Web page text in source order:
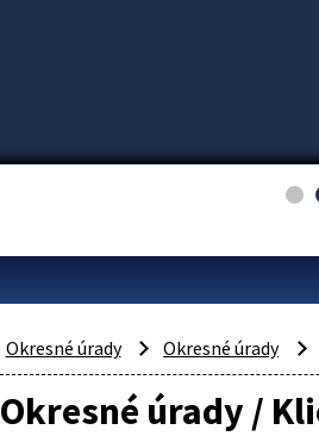
Okresné úrady Okresné úrady
Okresné úrady /